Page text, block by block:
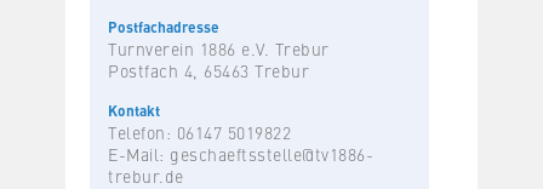
Postfachadresse
Turnverein 1886 e.V. Trebur
Postfach 4, 65463 Trebur
Kontakt
Telefon: 06147 5019822
E-Mail: geschaeftsstelle@tv1886-
trebur.de